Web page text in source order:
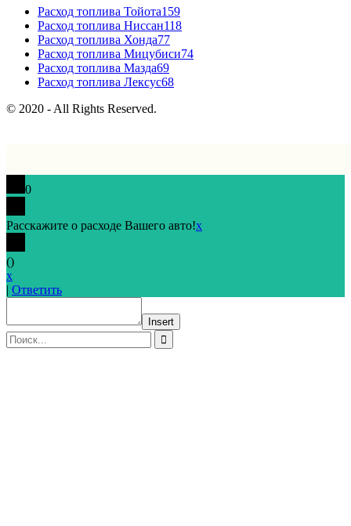
Расход топлива Тойота159
Расход топлива Ниссан118
Расход топлива Хонда77
Расход топлива Мицубиси74
Расход топлива Мазда69
Расход топлива Лексус68
© 2020 - All Rights Reserved.
0
Расскажите о расходе Вашего авто!x
()
x
| Ответить
Insert